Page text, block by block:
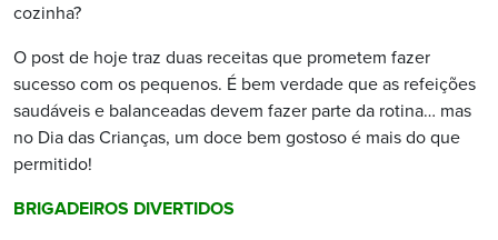
cozinha?
O post de hoje traz duas receitas que prometem fazer
sucesso com os pequenos. É bem verdade que as refeições
saudáveis e balanceadas devem fazer parte da rotina… mas
no Dia das Crianças, um doce bem gostoso é mais do que
permitido!
BRIGADEIROS DIVERTIDOS